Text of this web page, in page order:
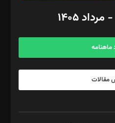
ماهنامه
مقالات